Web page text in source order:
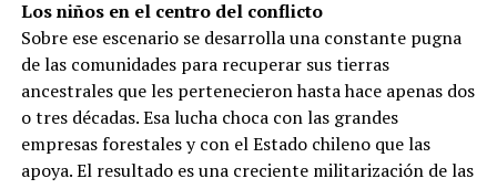
Los niños en el centro del conflicto
Sobre ese escenario se desarrolla una constante pugna
de las comunidades para recuperar sus tierras
ancestrales que les pertenecieron hasta hace apenas dos
o tres décadas. Esa lucha choca con las grandes
empresas forestales y con el Estado chileno que las
apoya. El resultado es una creciente militarización de las